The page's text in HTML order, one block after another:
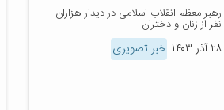
رهبر معظم انقلاب اسلامی در دیدار هزاران
نفر از زنان و دختران
۲۸ آذر ۱۴۰۳ خبر تصویری